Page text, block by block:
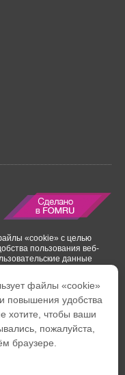
«cookie» с целью
пользования веб-
данные
с 1 января по 31 декабря
24
файлы «cookie»
повышения удобства
хотите, чтобы ваши
пожалуйста,
браузере.